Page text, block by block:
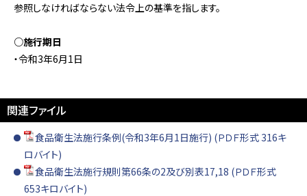
参照しなければならない法令上の基準を指します。
○施行期日
・令和3年6月1日
関連ファイル
食品衛生法施行条例(令和3年6月1日施行) (ＰＤＦ形式 316キ
ロバイト)
食品衛生法施行規則第66条の2及び別表17,18 (ＰＤＦ形式
653キロバイト)